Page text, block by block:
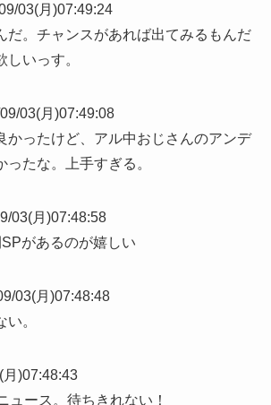
03(月)07:49:24
だ。チャンスがあれば出てみるもんだ
いっす。
03(月)07:49:08
かったけど、アル中おじさんのアンデ
ったな。上手すぎる。
03(月)07:48:58
があるのが嬉しい
03(月)07:48:48
。
)07:48:43
ュース。待ちきれない！